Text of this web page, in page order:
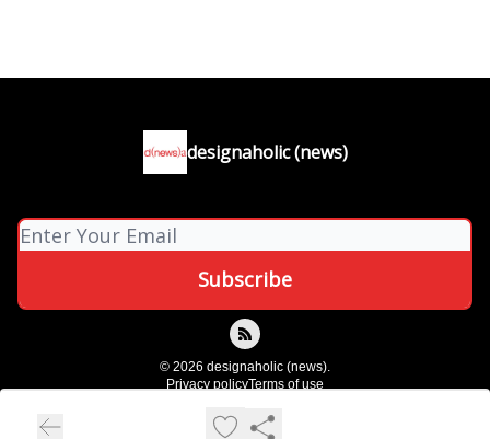
designaholic (news)
© 2026 designaholic (news).
Privacy policyTerms of use
Powered by beehiiv